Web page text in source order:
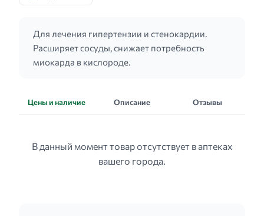
Для лечения гипертензии и стенокардии.
Расширяет сосуды, снижает потребность
миокарда в кислороде.
Цены и наличие Описание Отзывы
В данный момент товар отсутствует в аптеках
вашего города.